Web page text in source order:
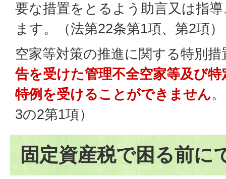
要な措置をとるよう助言又は指
ます。（法第22条第1項、第2項）
空家等対策の推進に関する特別
告を受けた管理不全空家等及び特
特例を受けることができません
3の2第1項）
固定資産税で困る前に